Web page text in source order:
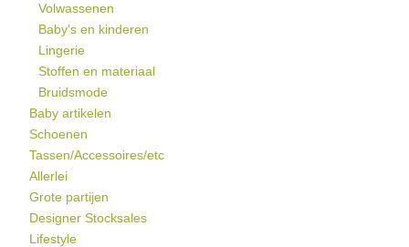
Volwassenen
Baby's en kinderen
Lingerie
Stoffen en materiaal
Bruidsmode
Baby artikelen
Schoenen
Tassen/Accessoires/etc
Allerlei
Grote partijen
Designer Stocksales
Lifestyle